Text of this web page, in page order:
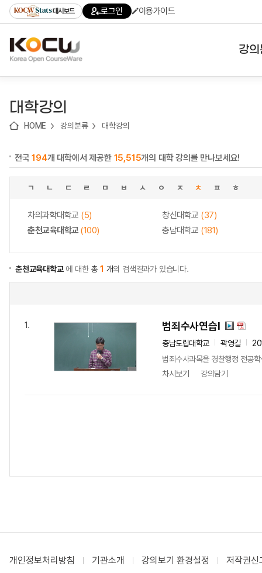
기
기
기
content)
가
대시보드 로그인 이용가이드
강
대학강의
HOME 강의분류 대학강의
전국194개 대학에서 제공한 15,515개의 대학 강의를 만나보세요!
ㄱ ㄴ ㄷ ㄹ ㅁ ㅂ ㅅ ㅇ ㅈ ㅊ ㅍ ㅎ
차의과학대학교 (5) 창신대학교 (37)
춘천교육대학교(100) 충남대학교 (181)
춘천교육대학교에 대한총1 개의 검색결과가 있습니다.
1. 범죄수사연습Ⅰ
충남도립대학교 곽영길
범죄수사과목을 경찰행정 전공
차시보기
강의담기
개인정보처리방침 기관소개 강의보기 환경설정 저작권신